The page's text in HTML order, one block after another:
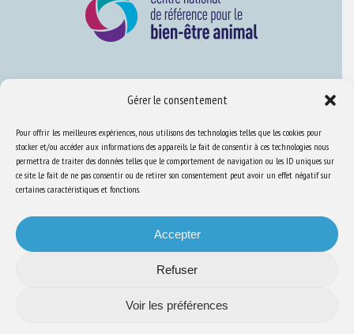
Gérer le consentement
Pour offrir les meilleures expériences, nous utilisons des technologies telles que les cookies pour
stocker et/ou accéder aux informations des appareils. Le fait de consentir à ces technologies nous
permettra de traiter des données telles que le comportement de navigation ou les ID uniques sur
ce site. Le fait de ne pas consentir ou de retirer son consentement peut avoir un effet négatif sur
certaines caractéristiques et fonctions.
Accepter
Refuser
Voir les préférences
Expertise
S’informer sur le BEA
Se former au BEA
Ressources
S’abonner aux actualités